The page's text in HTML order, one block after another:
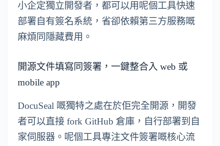
小企定獨立開發者，都可以用呢個工具快速
部署自有簽名系統，省卻依賴第三方服務嘅
麻煩同隱藏費用。
開源文件填寫同簽署，一鍵整合入 web 或
mobile app
DocuSeal 嘅獨特之處在於佢完全開源，開發
者可以直接 fork GitHub 倉庫，自行部署到自
家伺服器。呢個工具專注文件簽署嘅核心流